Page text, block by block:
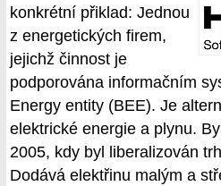
konkrétní přiklad: Jednou
z energetických firem,
jejichž činnost je
podporována informačním
Energy entity (BEE). Je
elektrické energie a plynu.
2005, kdy byl liberalizován
Dodává elektřinu malým a